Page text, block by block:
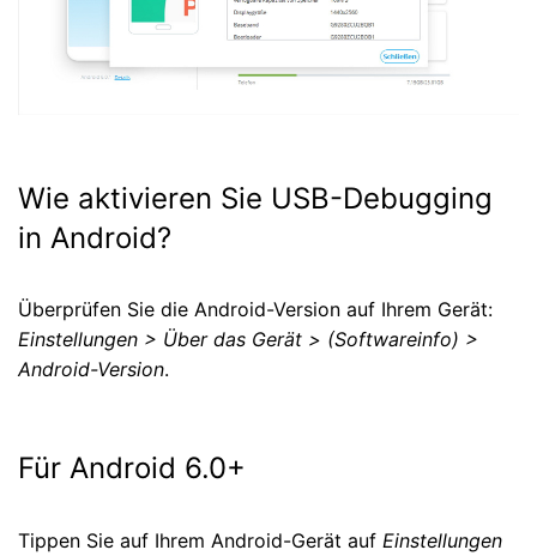
Wie aktivieren Sie USB-Debugging
in Android?
Überprüfen Sie die Android-Version auf Ihrem Gerät:
Einstellungen > Über das Gerät > (Softwareinfo) >
Android-Version.
Für Android 6.0+
Tippen Sie auf Ihrem Android-Gerät auf Einstellungen